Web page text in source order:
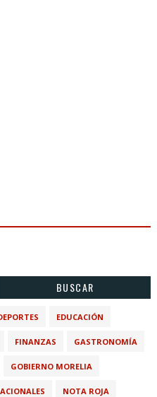
BUSCAR
EDUCACIÓN
FINANZAS GASTRONOMÍA
GOBIERNO MORELIA
NOTA ROJA